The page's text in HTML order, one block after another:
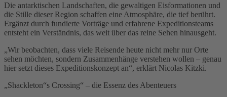
Die antarktischen Landschaften, die gewaltigen Eisformationen und
die Stille dieser Region schaffen eine Atmosphäre, die tief berührt.
Ergänzt durch fundierte Vorträge und erfahrene Expeditionsteams
entsteht ein Verständnis, das weit über das reine Sehen hinausgeht.
„Wir beobachten, dass viele Reisende heute nicht mehr nur Orte
sehen möchten, sondern Zusammenhänge verstehen wollen – genau
hier setzt dieses Expeditionskonzept an“, erklärt Nicolas Kitzki.
„Shackleton“s Crossing“ – die Essenz des Abenteuers